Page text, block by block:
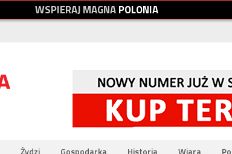
WSPIERAJMAGNAPOLONIA
Żydzi Gospodarka Historia Wiara